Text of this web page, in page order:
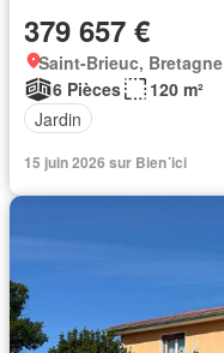
379 657 €
Saint-Brieuc, Bretagne
6 Pièces
120 m²
Jardin
15 juin 2026 sur Bien´ici